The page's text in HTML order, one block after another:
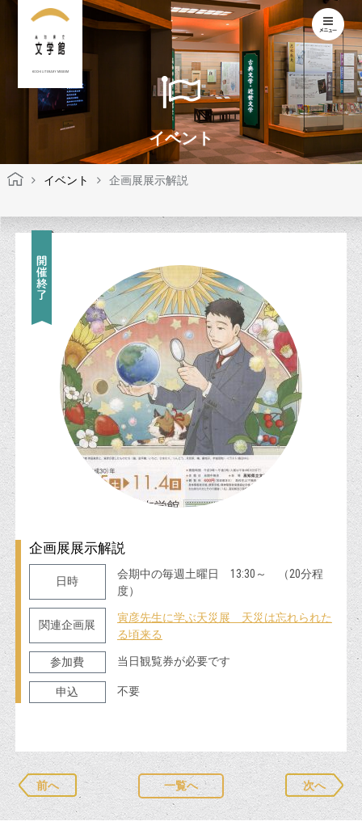
KOCHI LITERARY MUSEUM
イベント
イベント 企画展展示解説
企画展展示解説
日時
会期中の毎週土曜日 13:30～ （20分程
度）
関連企画展
寅彦先生に学ぶ天災展 天災は忘れられた
る頃来る
参加費 当日観覧券が必要です
申込 不要
前へ 一覧へ 次へ